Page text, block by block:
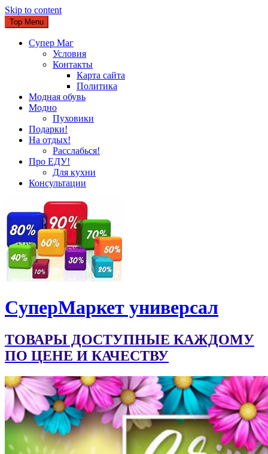
Skip to content
Top Menu
Супер Маг
Условия
Контакты
Карта сайта
Политика
Модная обувь
Модно
Пуховики
Подарки!
На отдых!
Расслабься!
Про ЕДУ!
Для кухни
Консультации
CуперМаркет универсал
ТОВАРЫ ДОСТУПНЫЕ КАЖДОМУ
ПО ЦЕНЕ И КАЧЕСТВУ